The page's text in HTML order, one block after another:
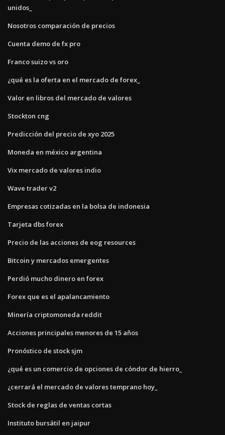
unidos_
Nosotros comparación de precios
Cuenta demo de fx pro
Franco suizo vs oro
¿qué es la oferta en el mercado de forex_
Valor en libros del mercado de valores
Stockton cng
Predicción del precio de xyo 2025
Moneda en méxico argentina
Vix mercado de valores indio
Wave trader v2
Empresas cotizadas en la bolsa de indonesia
Tarjeta dbs forex
Precio de las acciones de eog resources
Bitcoin y mercados emergentes
Perdió mucho dinero en forex
Forex que es el apalancamiento
Minería criptomoneda reddit
Acciones principales menores de 15 años
Pronóstico de stock sjm
¿qué es un comercio de opciones de cóndor de hierro_
¿cerrará el mercado de valores temprano hoy_
Stock de reglas de ventas cortas
Instituto bursátil en jaipur